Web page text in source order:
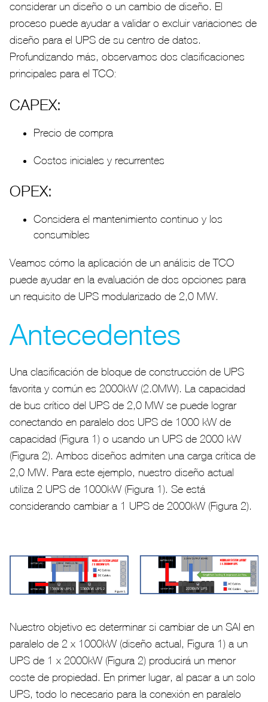
considerar un diseño o un cambio de diseño. El
proceso puede ayudar a validar o excluir variaciones de
diseño para el UPS de su centro de datos.
Profundizando más, observamos dos clasificaciones
principales para el TCO:
CAPEX:
Precio de compra
Costos iniciales y recurrentes
OPEX:
Considera el mantenimiento continuo y los
consumibles
Veamos cómo la aplicación de un análisis de TCO
puede ayudar en la evaluación de dos opciones para
un requisito de UPS modularizado de 2,0 MW.
Antecedentes
Una clasificación de bloque de construcción de UPS
favorita y común es 2000kW (2.0MW). La capacidad
de bus crítico del UPS de 2,0 MW se puede lograr
conectando en paralelo dos UPS de 1000 kW de
capacidad (Figura 1) o usando un UPS de 2000 kW
(Figura 2). Ambos diseños admiten una carga crítica de
2,0 MW. Para este ejemplo, nuestro diseño actual
utiliza 2 UPS de 1000kW (Figura 1). Se está
considerando cambiar a 1 UPS de 2000kW (Figura 2).
Nuestro objetivo es determinar si cambiar de un SAI en
paralelo de 2 x 1000kW (diseño actual, Figura 1) a un
UPS de 1 x 2000kW (Figura 2) producirá un menor
coste de propiedad. En primer lugar, al pasar a un solo
UPS, todo lo necesario para la conexión en paralelo